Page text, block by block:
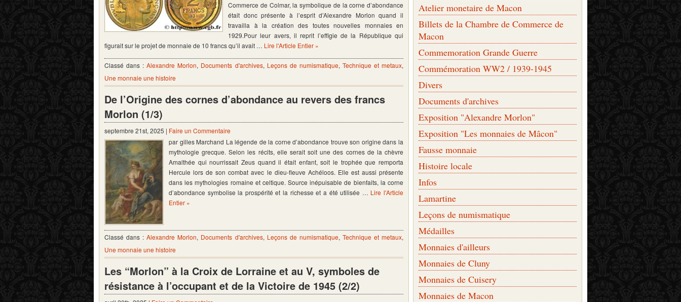
Commerce de Colmar, la symbolique de la corne d’abondance
était donc présente à l’esprit d’Alexandre Morlon quand il
travailla à la création des toutes nouvelles monnaies en
1929.Pour leur avers, il reprit l’effigie de la République qui
figurait sur le projet de monnaie de 10 francs qu’il avait … Lire l'Article Entier »
Classé dans :Alexandre Morlon, Documents d'archives, Leçons de numismatique, Technique et metaux,
Une monnaie une histoire
De l’Origine des cornes d’abondance au revers des francs
Morlon (1/3)
septembre 21st, 2025 | Faire un Commentaire
par gilles Marchand La légende de la corne d’abondance trouve son origine dans la
mythologie grecque. Selon les récits, elle serait soit une des cornes de la chèvre
Amalthée qui nourrissait Zeus quand il était enfant, soit le trophée que remporta
Hercule lors de son combat avec le dieu-fleuve Achéloos. Elle est aussi présente
dans les mythologies romaine et celtique. Source inépuisable de bienfaits, la corne
d’abondance symbolise la prospérité et la richesse et a été utilisée … Lire l'Article
Entier »
Classé dans :Alexandre Morlon, Documents d'archives, Leçons de numismatique, Technique et metaux,
Une monnaie une histoire
Les “Morlon” à la Croix de Lorraine et au V, symboles de
résistance à l’occupant et de la Victoire de 1945 (2/2)
Atelier monetaire de Macon
Billets de la Chambre de Commerce de
Macon
Commemoration Grande Guerre
Commémoration WW2 / 1939-1945
Divers
Documents d'archives
Exposition "Alexandre Morlon"
Exposition "Les monnaies de Mâcon"
Fausse monnaie
Histoire locale
Infos
Lamartine
Leçons de numismatique
Médailles
Monnaies d'ailleurs
Monnaies de Cluny
Monnaies de Cuisery
Monnaies de Macon